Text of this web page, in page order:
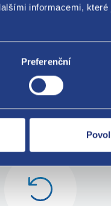
informacemi,
Preferenční